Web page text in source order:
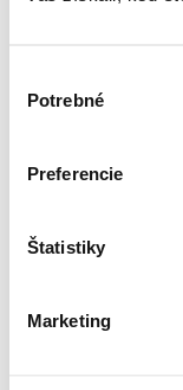
súhlasu
Potrebné
Preferencie
Štatistiky
Marketing